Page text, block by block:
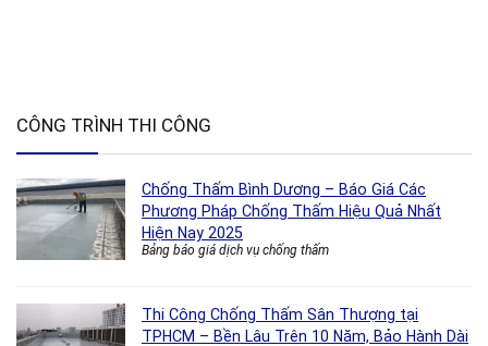
CÔNG TRÌNH THI CÔNG
Chống Thấm Bình Dương – Báo Giá Các
Phương Pháp Chống Thấm Hiệu Quả Nhất
Hiện Nay 2025
Bảng báo giá dịch vụ chống thấm
Thi Công Chống Thấm Sân Thượng tại
TPHCM – Bền Lâu Trên 10 Năm, Bảo Hành Dài